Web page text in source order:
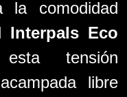
la comodidad
Interpals Eco
tensión
libre